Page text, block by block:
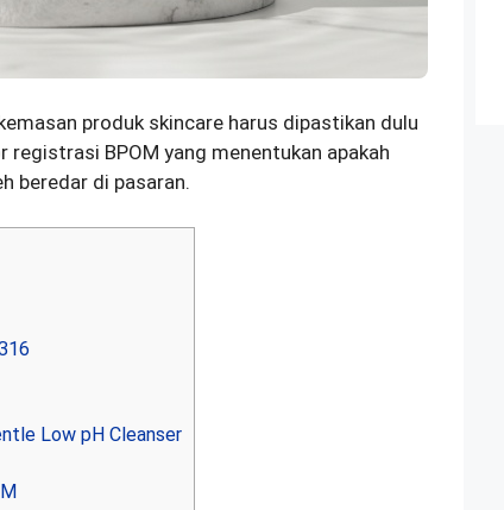
produk skincare harus dipastikan dulu
registrasi BPOM yang menentukan apakah
beredar di pasaran.
Low pH Cleanser